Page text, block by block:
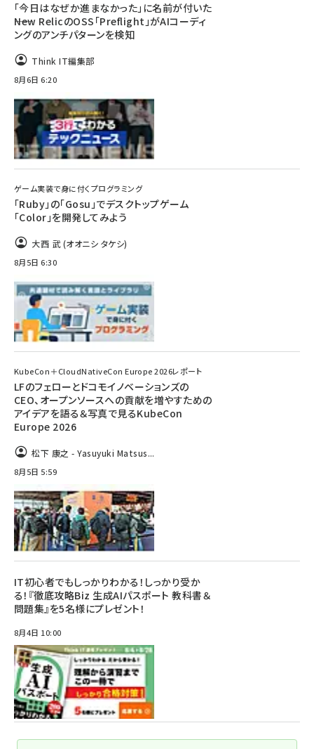
「今日はなぜか進まなかった」に名前が付いた
――New RelicのOSS「Preflight」がAIコーディ
ングのアンチパターンを検知
Think IT編集部
8月6日 6:20
ゲーム実装で身に付くプログラミング
「Ruby」の「Gosu」でデスクトップゲーム
「Color」を開発してみよう
大西 武 (オオニシ タケシ)
8月5日 6:30
KubeCon＋CloudNativeCon Europe 2026レポート
LFのフェローとドコモイノベーションズの
CEO、オープンソースへの貢献を増やすための
アイデアを語る＆写真で見るKubeCon
Europe 2026
松下 康之 - Yasuyuki Matsus...
8月5日 5:59
IT初心者でもしっかりわかる！しっかり受か
る！『徹底攻略Biz 生成AIパスポート 教科書＆
問題集』を5名様にプレゼント！
8月4日 10:00